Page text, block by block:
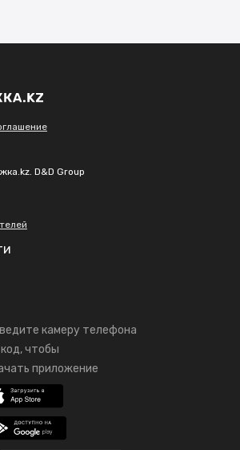
D&D Group
камеру телефона
чтобы
приложение